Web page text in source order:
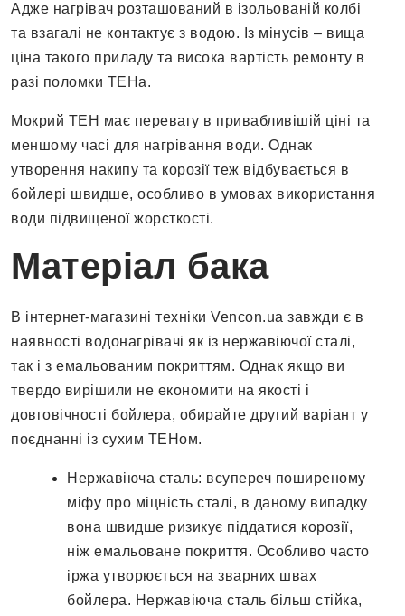
Адже нагрівач розташований в ізольованій колбі
та взагалі не контактує з водою. Із мінусів – вища
ціна такого приладу та висока вартість ремонту в
разі поломки ТЕНа.
Мокрий ТЕН має перевагу в привабливішій ціні та
меншому часі для нагрівання води. Однак
утворення накипу та корозії теж відбувається в
бойлері швидше, особливо в умовах використання
води підвищеної жорсткості.
Матеріал бака
В інтернет-магазині техніки Vencon.ua завжди є в
наявності водонагрівачі як із нержавіючої сталі,
так і з емальованим покриттям. Однак якщо ви
твердо вирішили не економити на якості і
довговічності бойлера, обирайте другий варіант у
поєднанні із сухим ТЕНом.
Нержавіюча сталь: всупереч поширеному
міфу про міцність сталі, в даному випадку
вона швидше ризикує піддатися корозії,
ніж емальоване покриття. Особливо часто
іржа утворюється на зварних швах
бойлера. Нержавіюча сталь більш стійка,